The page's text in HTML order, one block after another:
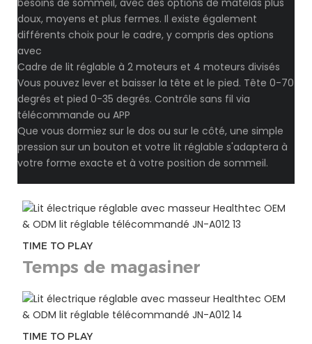
doux, moyens et plus fermes. Il existe également
différents choix pour le cadre, y compris des options
avec
Cadre de lit réglable à 2 moteurs et 4 moteurs divisés
Vous pouvez lever et baisser la tête et le pied. Tête 0-70
degrés et pied 0-35 degrés. Contrôle sans fil via
télécommande ou APP
Que vous dormiez sur le dos ou sur le côté, une simple
pression sur un bouton et votre lit réglable s'adaptera à
votre forme exacte et à votre position de sommeil.
TIME TO PLAY
Temps de magasiner
TIME TO PLAY